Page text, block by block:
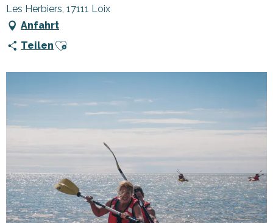
Les Herbiers, 17111 Loix
Anfahrt
Teilen Ajouter aux favoris